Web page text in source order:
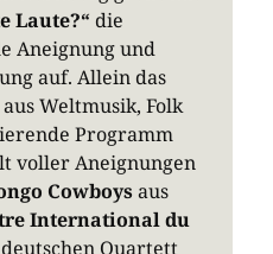
Laute?“ die
Aneignung und
auf. Allein das
Weltmusik, Folk
Programm
voller Aneignungen
Cowboysaus
International du
Quartett